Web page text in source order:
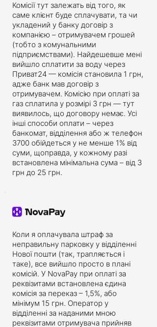
Комісії тут залежать від того, як
саме клієнт буде сплачувати, та чи
укладений у банку договір з
компанією – отримувачем грошей
(тобто з комунальними
підприємствами). Найдешевше мені
вийшло сплатити за воду через
Приват24 — комісія становила 1 грн,
адже банк мав договір з
отримувачем. Комісію при оплаті за
газ сплатила у розмірі 3 грн — тут
виявилось, що договору немає. Усі
інші способи оплати – через
банкомат, відділення або ж телефон
3700 обійдеться у не менше 1% від
суми, щоправда, у кожному разі
встановлена мінімальна сума – від 3
грн до 25 грн.
Коли я оплачувала штраф за
неправильну парковку у відділенні
Нової пошти (так, трапляється і
таке), все вийшло просто в плані
комісій. У NovaPay при оплаті за
реквізитами встановлена єдина
комісія за переказ – 1,5%, або
мінімум 15 грн. Оператор у
відділенні за наданими мною
реквізитами отримувача прийняв